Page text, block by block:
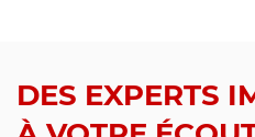
DES EXPERTS